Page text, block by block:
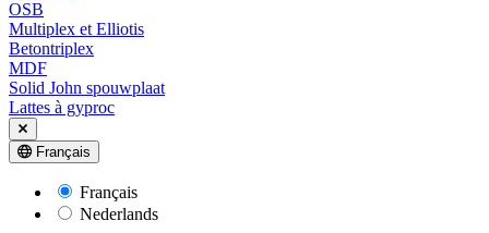
OSB
Multiplex et Elliotis
Betontriplex
MDF
Solid John spouwplaat
Lattes à gyproc
Français
Français
Nederlands